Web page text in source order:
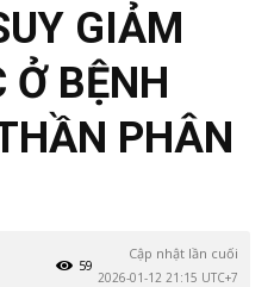
GIẢM
Ở BỆNH
PHÂN
Cập nhật lần cuối
2026-01-12 21:15 UTC+7
59